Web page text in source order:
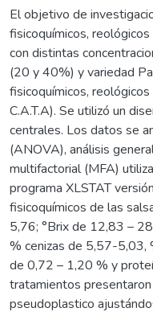
El objetivo de
fisicoquímicos,
con distintas
(20 y 40%) y variedad
fisicoquímicos,
C.A.T.A). Se utilizó un
centrales. Los datos se
(ANOVA), análisis
multifactorial (MFA)
programa XLSTAT
fisicoquímicos de las
5,76; °Brix de 12,83 –
% cenizas de 5,57-5,03,
de 0,72 – 1,20 % y
tratamientos
pseudoplastico